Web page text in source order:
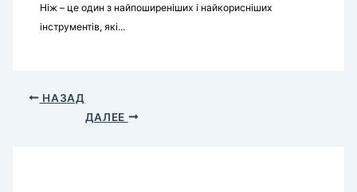
Ніж – це один з найпоширеніших і найкорисніших
інструментів, які...
НАЗАД
ДАЛЕЕ